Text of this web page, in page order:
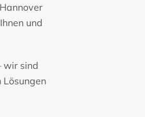
und
wir sind
Lösungen